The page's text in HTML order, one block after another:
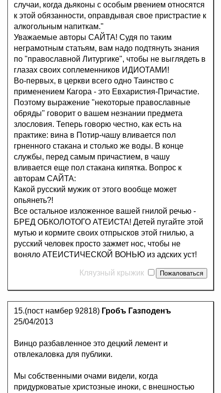
случаи, когда дьяконы с особым рвением относятся
к этой обязанности, оправдывая свое пристрастие к
алкогольным напиткам."
Уважаемые авторы САЙТА! Судя по таким
неграмотным статьям, вам надо подтянуть знания
по "православной Литургике", чтобы не выглядеть в
глазах своих соплеменников ИДИОТАМИ!
Во-первых, в церкви всего одно Таинство с
применением Кагора - это Евхаристия-Причастие.
Поэтому выражение "некоторые православные
обряды" говорит о вашем незнании предмета
злословия. Теперь говорю честно, как есть на
практике: вина в Потир-чашу вливается пол
грненного стакана и столько же воды. В конце
службы, перед самым причастием, в чашу
вливается еще пол стакана кипятка. Вопрос к
авторам САЙТА:
Какой русский мужик от этого вообще может
опьянеть?!
Все остальное изложенное вашей гнилой речью -
БРЕД ОБКОЛОТОГО АТЕИСТА! Детей пугайте этой
мутью и кормите своих отпрысков этой гнилью, а
русский человек просто зажмет нос, чтобы не
воняло АТЕИСТИЧЕСКОЙ ВОНЬЮ из адских уст!
Кляузный крыжик
15.(пост намбер 92818) Гробъ Газподенъ
25/04/2013
Винцо разбавленное это децкий лемент и
отвлекаловка для публики.
Мы собственными очами видели, когда
придурковатые христозные иноки, с внешностью